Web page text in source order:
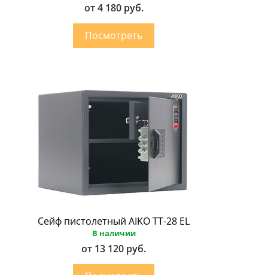
от 4 180 руб.
Сейф пистолетный AIKO ТТ-28 EL
В наличии
от 13 120 руб.